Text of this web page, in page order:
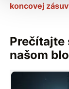
koncovej
Prečítajte
našom